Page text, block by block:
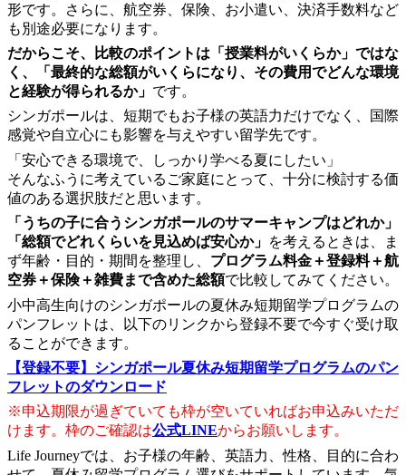
形です。さらに、航空券、保険、お小遣い、決済手数料など
も別途必要になります。
だからこそ、比較のポイントは「授業料がいくらか」ではな
く、「最終的な総額がいくらになり、その費用でどんな環境
と経験が得られるか」 です。
シンガポールは、短期でもお子様の英語力だけでなく、国際
感覚や自立心にも影響を与えやすい留学先です。
「安心できる環境で、しっかり学べる夏にしたい」
そんなふうに考えているご家庭にとって、十分に検討する価
値のある選択肢だと思います。
「うちの子に合うシンガポールのサマーキャンプはどれか」
「総額でどれくらいを見込めば安心か」 を考えるときは、ま
ず年齢・目的・期間を整理し、 プログラム料金＋登録料＋航
空券＋保険＋雑費まで含めた総額で比較してみてください。
小中高生向けのシンガポールの夏休み短期留学プログラムの
パンフレットは、以下のリンクから登録不要で今すぐ受け取
ることができます。
【登録不要】シンガポール夏休み短期留学プログラムのパン
フレットのダウンロード
※申込期限が過ぎていても枠が空いていればお申込みいただ
けます。枠のご確認は公式LINEからお願いします。
Life Journeyでは、お子様の年齢、英語力、性格、目的に合わ